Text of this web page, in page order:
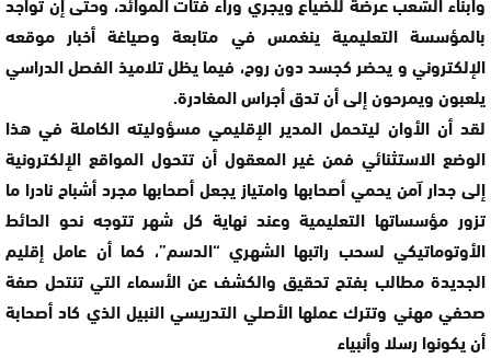
بالمؤسسة التعليمية ينغمس في متابعة وصياغة أخبار موقعه
الإلكتروني و يحضر كجسد دون روح، فيما يظل تلاميذ الفصل الدراسي
يلعبون ويمرحون إلى أن تدق أجراس المغادرة.
لقد أن الأوان ليتحمل المدير الإقليمي مسؤوليته الكاملة في هذا
الوضع الاستثنائي فمن غير المعقول أن تتحول المواقع الإلكترونية
إلى جدار آمن يحمي أصحابها وامتياز يجعل أصحابها مجرد أشباح نادرا ما
تزور مؤسساتها التعليمية وعند نهاية كل شهر تتوجه نحو الحائط
الأوتوماتيكي لسحب راتبها الشهري “الدسم”، كما أن عامل إقليم
الجديدة مطالب بفتح تحقيق والكشف عن الأسماء التي تنتحل صفة
صحفي مهني وتترك عملها الأصلي التدريسي النبيل الذي كاد أصحابة
أن يكونوا رسلا وأنبياء